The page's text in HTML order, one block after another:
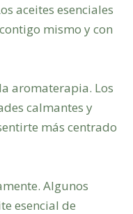
aceites esenciales
mismo y con
aromaterapia. Los
calmantes y
más centrado
Algunos
esencial de